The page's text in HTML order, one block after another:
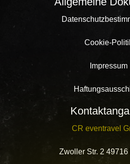
Cookie-
Impressum
CR eventravel
Zwoller Str. 2 49716